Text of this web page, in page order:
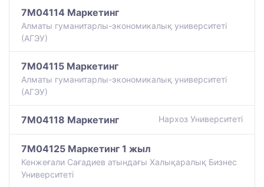
7M04114 Маркетинг
Алматы гуманитарлы-экономикалық университеті
(АГЭУ)
7M04115 Маркетинг
Алматы гуманитарлы-экономикалық университеті
(АГЭУ)
7M04118 Маркетинг Нархоз Университеті
7M04125 Маркетинг 1 жыл
Кенжеғали Сағадиев атындағы Халықаралық Бизнес
Университеті